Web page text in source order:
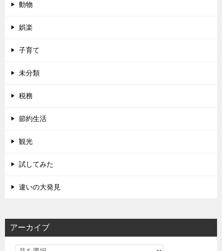
動物
娯楽
子育て
未分類
税務
節約生活
観光
試してみた
違いの大発見
アーカイブ